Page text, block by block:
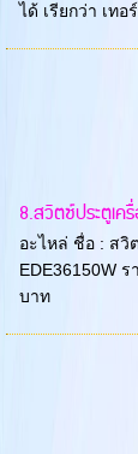
ได้ เรียกว่า เท
8.สวิตซ์ประตูเค
อะไหล่ ชื่อ : สวิ
EDE36150W ร
บาท